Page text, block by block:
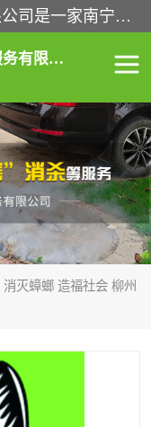
广西亿之豪有害生物防治服务有限公司是一家南宁灭鼠公司、灭蟑螂公司，南宁杀虫公司，南宁除虫公司，南宁灭跳蚤公司，南宁灭白蚁公司，南宁除四害公司,广西亿之豪有害生物防治服务有限公司专业灭蟑螂,除臭虫,其他害虫,服务上门,安全环保,售后保障,一次消杀，竭诚为您服务.
广西亿之豪有害生物防治服务有限公司
消灭蟑螂 造福社会 柳州
老鼠
虫
杀